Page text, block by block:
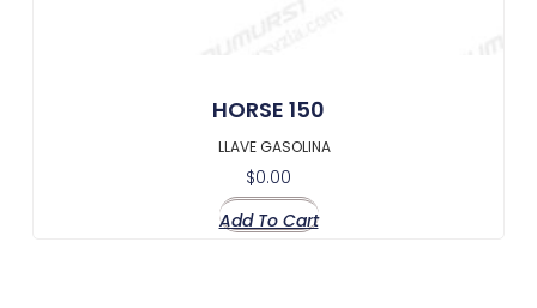
HORSE 150
LLAVE GASOLINA
$0.00
Add To Cart